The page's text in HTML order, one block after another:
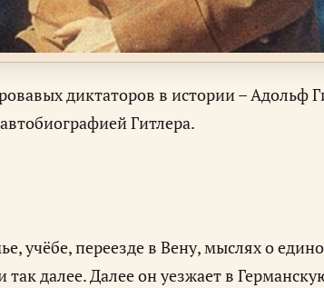
диктаторов в истории – Адольф
Гитлера.
учёбе, переезде в Вену, мыслях о
далее. Далее он уезжает в